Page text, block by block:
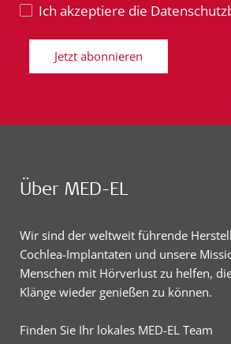
Ich akzeptiere die
Jetzt abonnieren
Über MED-EL
Wir sind der weltweit führende
Cochlea-Implantaten und unsere
Menschen mit Hörverlust zu helfen,
Klänge wieder genießen zu können.
Finden Sie Ihr lokales MED-EL Team